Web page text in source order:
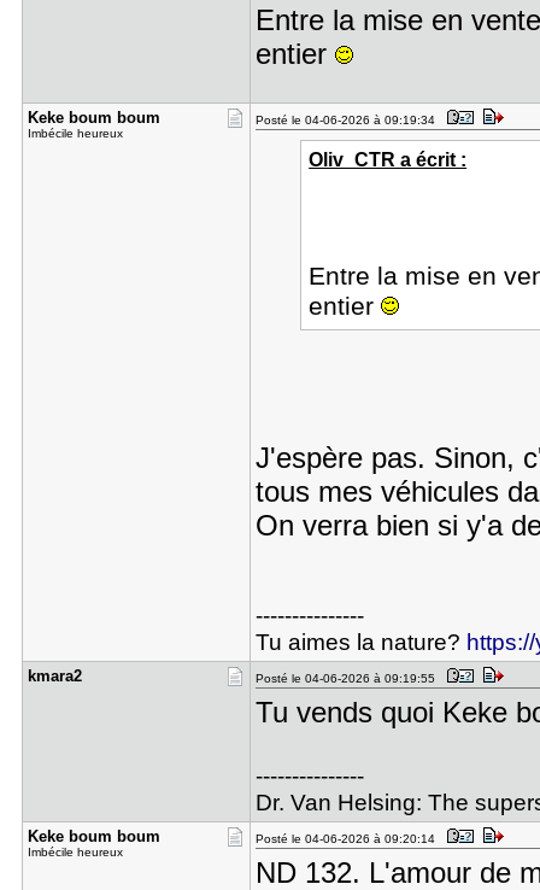
Entre la mise en
entier
Keke boum ​boum
Imbécile heureux
Posté le 04-06-2026 à 09:19:34
Oliv_CTR a écrit :
Entre la mise en
entier
J'espère pas. Sinon,
tous mes véhicules
On verra bien si y'a
---------------
Tu aimes la nature?
kmara2 Posté le 04-06-2026 à 09:19:55
Tu vends quoi Keke
---------------
Dr. Van Helsing: The
Keke boum ​boum
Imbécile heureux
Posté le 04-06-2026 à 09:20:14
ND 132. L'amour de